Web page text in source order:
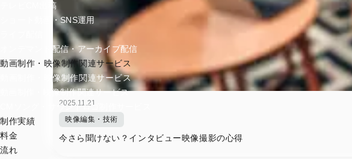
テレビCM出稿
ショート動画・SNS運用
オンデマンド配信・アーカイブ配信
動画制作・映像制作関連サービス
動画制作・映像制作関連サービス
動画制作・映像制作関連サービス
CMソング・サウンドロゴ制作サービス
制作実績
料金
流れ
2025.11.21
映像編集・技術
今さら聞けない？インタビュー映像撮影の心得